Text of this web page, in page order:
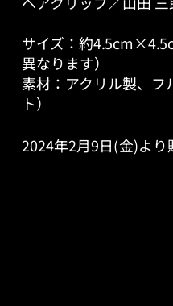
サイズ：約
異なります）
素材：アクリル製、フ
ト）
2024年2月9日(金)より